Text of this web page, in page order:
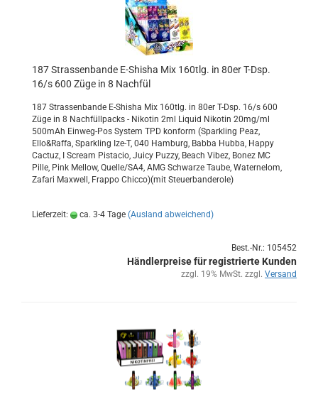
187 Stras­sen­ban­de E-​Shi­sha Mix 160tlg. in 80er T-Dsp.
16/s 600 Züge in 8 Nach­fül
187 Stras­sen­ban­de E-​Shisha Mix 160tlg. in 80er T-Dsp. 16/s 600
Züge in 8 Nach­füll­packs - Ni­ko­tin 2ml Li­quid Ni­ko­tin 20mg/ml
500mAh Einweg-​Pos Sys­tem TPD kon­form (Spar­k­ling Peaz,
Ello&Raffa, Spar­k­ling Ize-T, 040 Ham­burg, Babba Hubba, Happy
Cac­tuz, I Scream Pist­a­cio, Juicy Puzzy, Beach Vibez, Bonez MC
Pille, Pink Mel­low, Quel­le/SA4, AMG Schwar­ze Taube, Wa­ter­ne­lom,
Za­fa­ri Max­well, Frap­po Chic­co)(mit Steu­er­ban­de­ro­le)
Lieferzeit: ca. 3-4 Tage (Ausland abweichend)
Best.-Nr.: 105452
Händlerpreise für registrierte Kunden
zzgl. 19% MwSt. zzgl. Versand